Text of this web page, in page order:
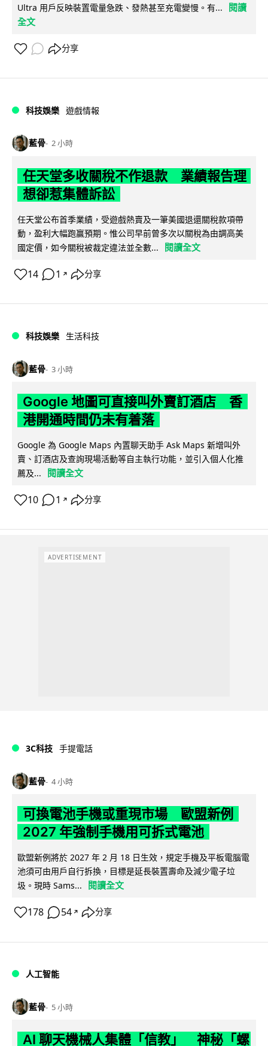
Ultra 用戶反映裝置電量急跌、發熱甚至充電變慢。有...
閱讀
全文
分享
科技娛樂 遊戲情報
藍骨 2 小時
任天堂多收關稅不作退款 業績報告理
想卻惹集體訴訟
任天堂公布首季業績，受遊戲熱賣及一筆美國退還關稅款項帶
動，盈利大幅跑贏預期。惟公司早前曾多次以關稅為由調高美
國定價，如今關稅被裁定違法並全數...
閱讀全文
14 1 ↗ 分享
科技娛樂 生活科技
藍骨 3 小時
Google 地圖可直接叫外賣訂酒店 香
港開通時間仍未有着落
Google 為 Google Maps 內置聊天助手 Ask Maps 新增叫外
賣、訂酒店及查詢現場活動等自主執行功能，並引入個人化推
薦及...
閱讀全文
10 1 ↗ 分享
ADVERTISEMENT
3C科技 手提電話
藍骨 4 小時
可換電池手機或重現市場 歐盟新例
2027 年強制手機用可拆式電池
歐盟新例將於 2027 年 2 月 18 日生效，規定手機及平板電腦電
池須可由用戶自行拆換，目標是延長裝置壽命及減少電子垃
圾。現時 Sams...
閱讀全文
178 54 ↗ 分享
人工智能
藍骨 5 小時
AI 聊天機械人集體「信教」 神秘「螺